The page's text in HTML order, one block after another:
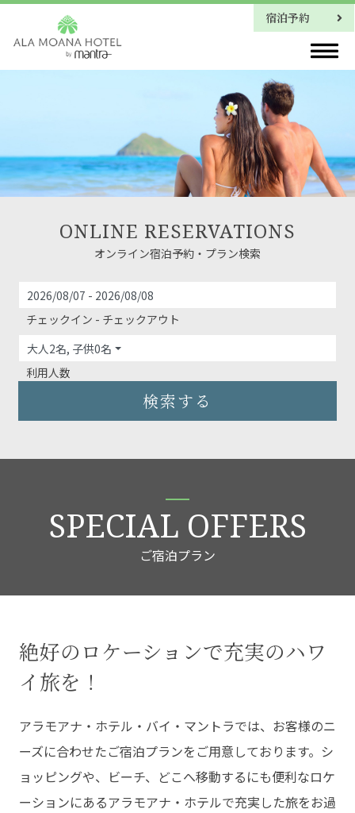
宿泊予約
ONLINE RESERVATIONS
オンライン宿泊予約・プラン検索
チェックイン - チェックアウト
大人2名, 子供0名
利用人数
検索する
SPECIAL OFFERS
ご宿泊プラン
絶好のロケーションで充実のハワ
イ旅を！
アラモアナ・ホテル・バイ・マントラでは、お客様のニ
ーズに合わせたご宿泊プランをご用意しております。シ
ョッピングや、ビーチ、どこへ移動するにも便利なロケ
ーションにあるアラモアナ・ホテルで充実した旅をお過